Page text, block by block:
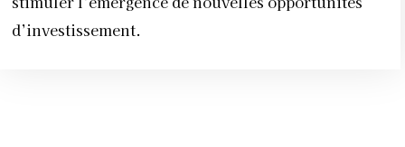
d’investissement.